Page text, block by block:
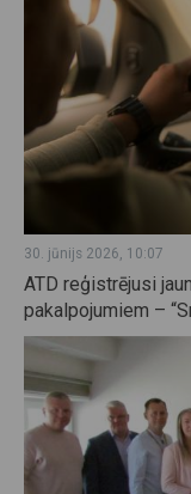
30. jūnijs 2026, 10:07
ATD reģistrējusi
pakalpojumiem –